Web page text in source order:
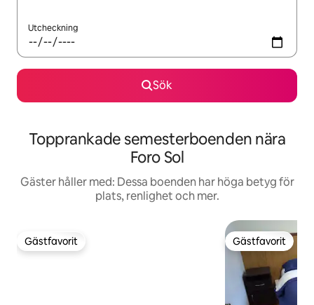
Utcheckning
Sök
Topprankade semesterboenden nära
Foro Sol
Gäster håller med: Dessa boenden har höga betyg för
plats, renlighet och mer.
Gästfavorit
Gästfavorit Gästfavorit
Gästfavorit